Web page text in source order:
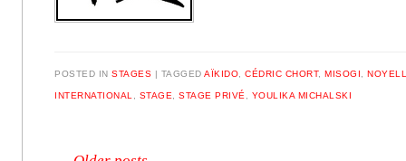
POSTED INSTAGES TAGGEDAÏKIDO ,CÉDRIC CHORT,MISOGI ,
INTERNATIONAL STAGE ,STAGE PRIVÉ YOULIKA MICHALSKI